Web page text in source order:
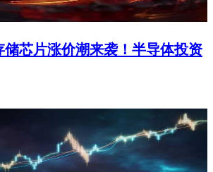
储芯片涨价潮来袭！半导体投资